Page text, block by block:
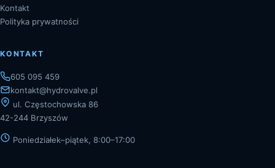
Kontakt
Polityka prywatności
KONTAKT
605 095 459
kontakt@hydrovalve.pl
ul. Częstochowska 86
42-244 Brzyszów
Poniedziałek–piątek, 8:00–17:00